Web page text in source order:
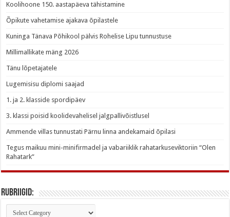
Koolihoone 150. aastapäeva tähistamine
Õpikute vahetamise ajakava õpilastele
Kuninga Tänava Põhikool pälvis Rohelise Lipu tunnustuse
Millimallikate mäng 2026
Tänu lõpetajatele
Lugemisisu diplomi saajad
1. ja 2. klasside spordipäev
3. klassi poisid koolidevahelisel jalgpallivõistlusel
Ammende villas tunnustati Pärnu linna andekamaid õpilasi
Tegus maikuu mini-minifirmadel ja vabariiklik rahatarkuseviktoriin “Olen
Rahatark”
Rubriigid:
Rubriigid: